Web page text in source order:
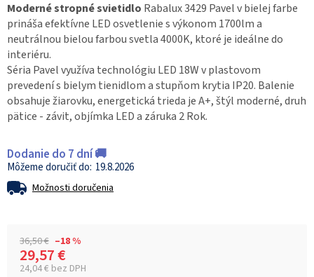
Moderné stropné svietidlo Rabalux 3429 Pavel v bielej farbe
prináša efektívne LED osvetlenie s výkonom 1700lm a
neutrálnou bielou farbou svetla 4000K, ktoré je ideálne do
interiéru.
Séria Pavel využíva technológiu LED 18W v plastovom
prevedení s bielym tienidlom a stupňom krytia IP20. Balenie
obsahuje žiarovku, energetická trieda je A+, štýl moderné, druh
pätice - závit, objímka LED a záruka 2 Rok.
Dodanie do 7 dní 🚚
19.8.2026
Možnosti doručenia
36,50 € –18 %
29,57 €
24,04 € bez DPH